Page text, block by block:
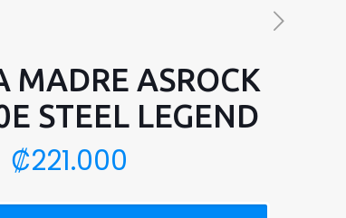
MADRE ASROCK
STEEL LEGEND
₡221.000